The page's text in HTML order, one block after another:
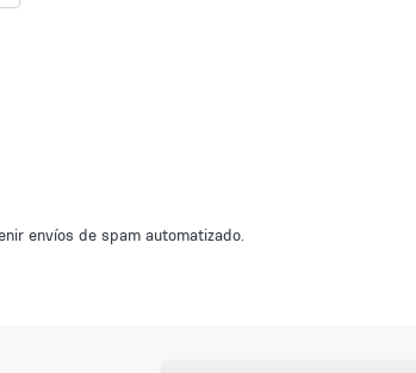
envíos de spam automatizado.